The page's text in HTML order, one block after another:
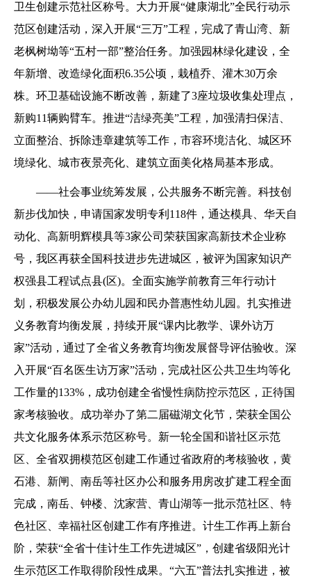
卫生创建示范社区称号。大力开展“健康湖北”全民行动示
范区创建活动，深入开展“三万”工程，完成了青山湾、新
老枫树坳等“五村一部”整治任务。加强园林绿化建设，全
年新增、改造绿化面积6.35公顷，栽植乔、灌木30万余
株。环卫基础设施不断改善，新建了3座垃圾收集处理点，
新购11辆购臂车。推进“洁绿亮美”工程，加强清扫保洁、
立面整治、拆除违章建筑等工作，市容环境洁化、城区环
境绿化、城市夜景亮化、建筑立面美化格局基本形成。
——社会事业统筹发展，公共服务不断完善。科技创
新步伐加快，申请国家发明专利118件，通达模具、华天自
动化、高新明辉模具等3家公司荣获国家高新技术企业称
号，我区再获全国科技进步先进城区，被评为国家知识产
权强县工程试点县(区)。全面实施学前教育三年行动计
划，积极发展公办幼儿园和民办普惠性幼儿园。扎实推进
义务教育均衡发展，持续开展“课内比教学、课外访万
家”活动，通过了全省义务教育均衡发展督导评估验收。深
入开展“百名医生访万家”活动，完成社区公共卫生均等化
工作量的133%，成功创建全省慢性病防控示范区，正待国
家考核验收。成功举办了第二届磁湖文化节，荣获全国公
共文化服务体系示范区称号。新一轮全国和谐社区示范
区、全省双拥模范区创建工作通过省政府的考核验收，黄
石港、新闸、南岳等社区办公和服务用房改扩建工程全面
完成，南岳、钟楼、沈家营、青山湖等一批示范社区、特
色社区、幸福社区创建工作有序推进。计生工作再上新台
阶，荣获“全省十佳计生工作先进城区”，创建省级阳光计
生示范区工作取得阶段性成果。“六五”普法扎实推进，被